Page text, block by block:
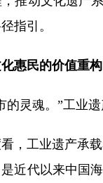
指引。
惠民的价值重构
灵魂。”工业遗
工业遗产承载
近代以来中国